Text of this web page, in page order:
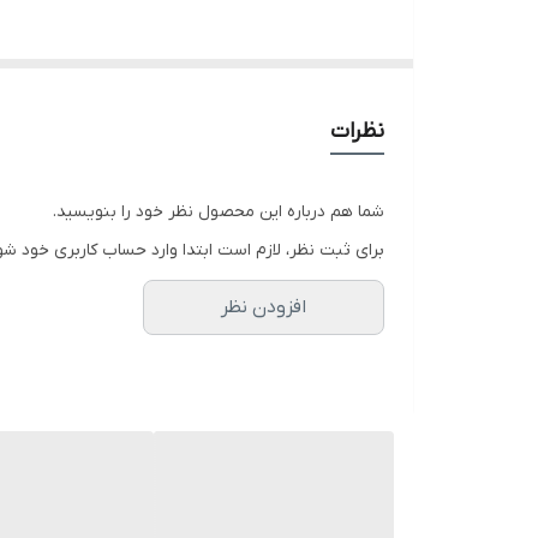
نظرات
شما هم درباره این محصول نظر خود را بنویسید.
برای ثبت نظر، لازم است ابتدا وارد حساب کاربری خود
افزودن نظر